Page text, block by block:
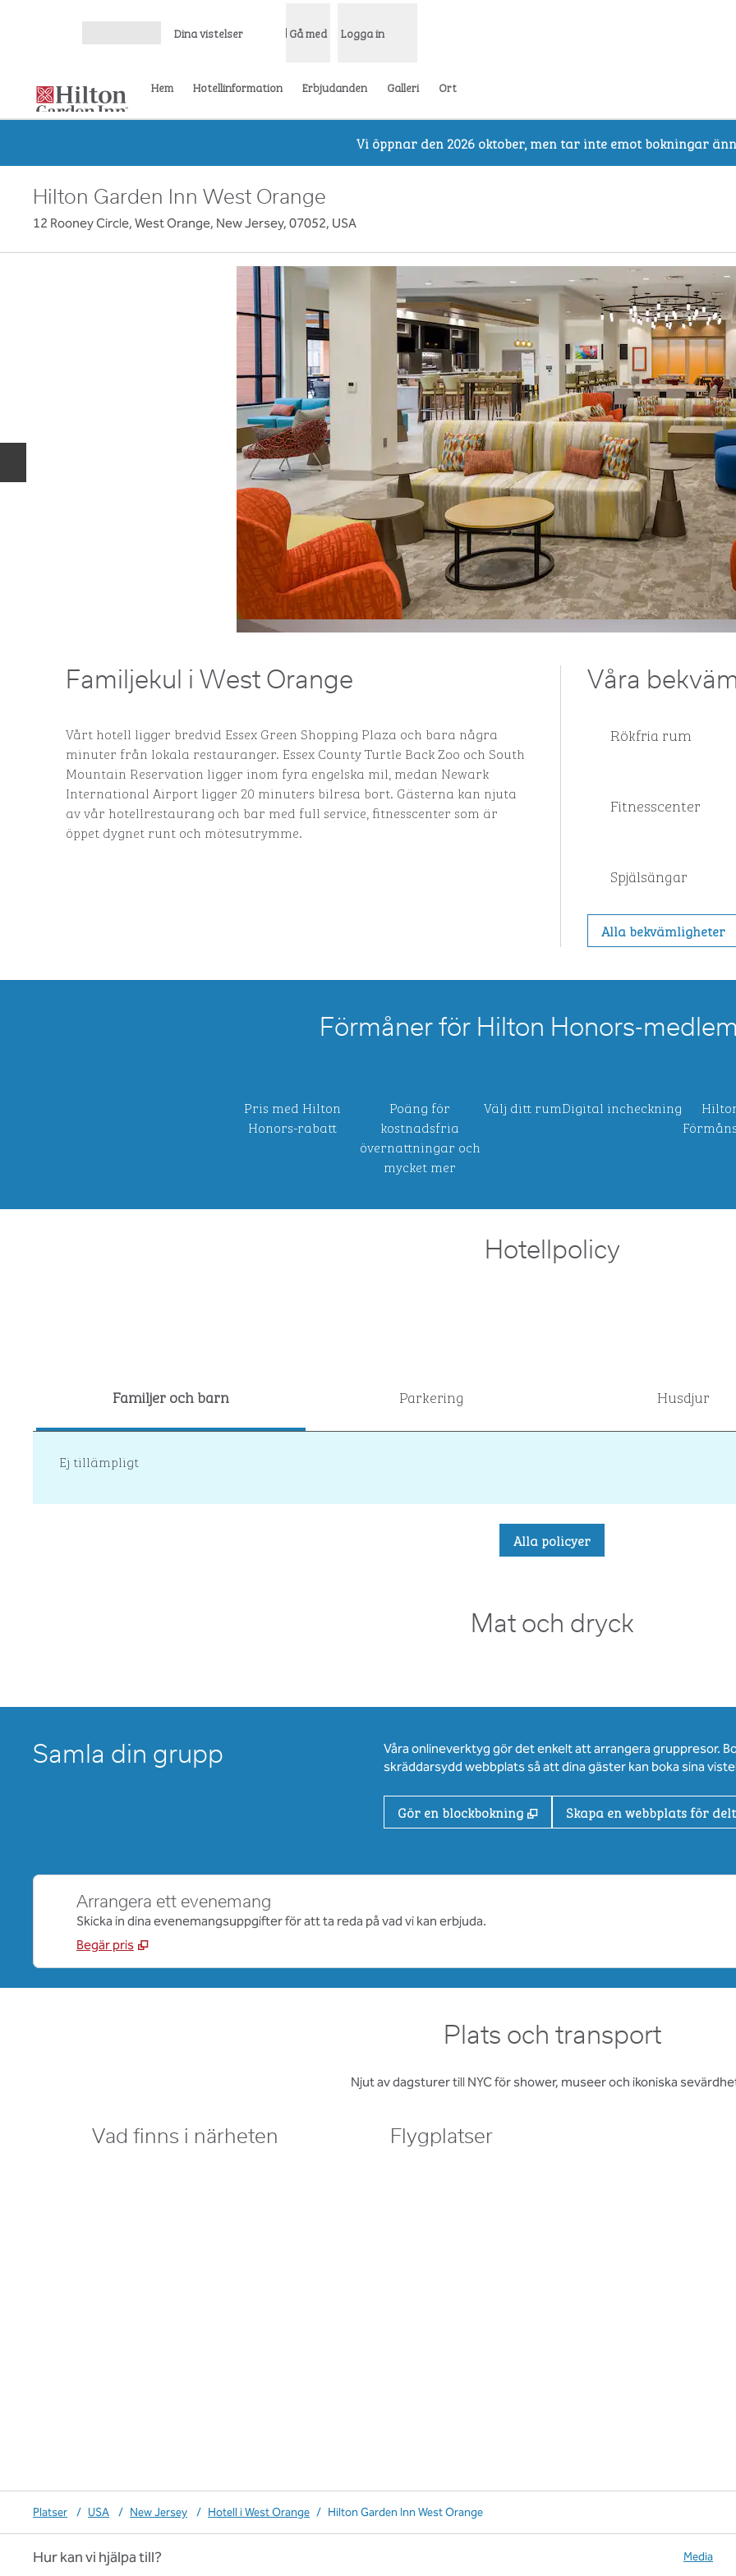
Dina vistelser Gå med Logga in
Hem Hotellinformation Erbjudanden Galleri Ort
Vi öppnar den 2026 oktober, men tar inte emot bokningar
Hilton Garden Inn West Orange
12 Rooney Circle, West Orange, New Jersey, 07052, USA
Familjekul i West Orange
Vårt hotell ligger bredvid Essex Green Shopping Plaza och bara några
minuter från lokala restauranger. Essex County Turtle Back Zoo och South
Mountain Reservation ligger inom fyra engelska mil, medan Newark
International Airport ligger 20 minuters bilresa bort. Gästerna kan njuta
av vår hotellrestaurang och bar med full service, fitnesscenter som är
öppet dygnet runt och mötesutrymme.
Våra
Rökfria rum
Fitnesscenter
Spjälsängar
Alla bekvämligheter
Förmåner för Hilton Honors-
Pris med Hilton
Honors-rabatt
Poäng för
kostnadsfria
övernattningar och
mycket mer
Välj ditt rumDigital incheckning
Hotellpolicy
Familjer och barn Parkering Husdjur
Ej tillämpligt
Alla policyer
Mat och dryck
Samla din grupp
Våra onlineverktyg gör det enkelt att arrangera gruppresor.
skräddarsydd webbplats så att dina gäster kan boka sina
Gör en blockbokning , Öppnas i ny flik
Skapa en webbplats för
Arrangera ett evenemang
Skicka in dina evenemangsuppgifter för att ta reda på vad vi kan erbjuda.
Begär pris
Plats och transport
Njut av dagsturer till NYC för shower, museer och ikoniska
Vad finns i närheten Flygplatser
Platser / USA / New Jersey / Hotell i West Orange / Hilton Garden Inn West Orange
Hur kan vi hjälpa till?
Media